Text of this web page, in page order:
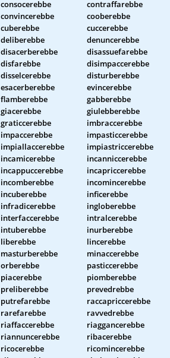
consocerebbe contraffarebbe
convincerebbe cooberebbe
cuberebbe cuccerebbe
deliberebbe denuncerebbe
disacerberebbe disassuefarebbe
disfarebbe disimpaccerebbe
disselcerebbe disturberebbe
esacerberebbe evincerebbe
flamberebbe gabberebbe
giacerebbe giulebberebbe
graticcerebbe imbraccerebbe
impaccerebbe impasticcerebbe
impiallaccerebbe impiastriccerebbe
incamicerebbe incanniccerebbe
incappuccerebbe incapriccerebbe
incomberebbe incomincerebbe
incuberebbe inficerebbe
infradicerebbe ingloberebbe
interfaccerebbe intralcerebbe
intuberebbe inurberebbe
liberebbe lincerebbe
masturberebbe minaccerebbe
orberebbe pasticcerebbe
piacerebbe piomberebbe
preliberebbe prevedrebbe
putrefarebbe raccapriccerebbe
rarefarebbe ravvedrebbe
riaffaccerebbe riaggancerebbe
riannuncerebbe ribacerebbe
ricocerebbe ricomincerebbe